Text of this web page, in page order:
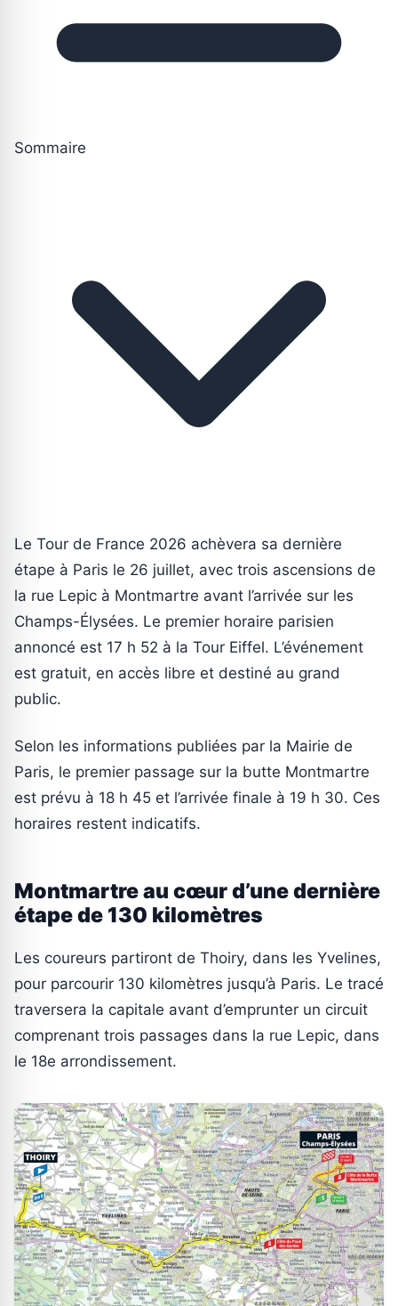
Sommaire
Le Tour de France 2026 achèvera sa dernière
étape à Paris le 26 juillet, avec trois ascensions de
la rue Lepic à Montmartre avant l’arrivée sur les
Champs-Élysées. Le premier horaire parisien
annoncé est 17 h 52 à la Tour Eiffel. L’événement
est gratuit, en accès libre et destiné au grand
public.
Selon les informations publiées par la Mairie de
Paris, le premier passage sur la butte Montmartre
est prévu à 18 h 45 et l’arrivée finale à 19 h 30. Ces
horaires restent indicatifs.
Montmartre au cœur d’une dernière
étape de 130 kilomètres
Les coureurs partiront de Thoiry, dans les Yvelines,
pour parcourir 130 kilomètres jusqu’à Paris. Le tracé
traversera la capitale avant d’emprunter un circuit
comprenant trois passages dans la rue Lepic, dans
le 18e arrondissement.